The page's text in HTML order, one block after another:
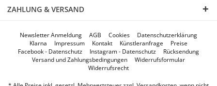
ZAHLUNG & VERSAND
Newsletter Anmeldung AGB Cookies
Datenschutzerklärung
Klarna
Impressum Kontakt Künstleranfrage
Preise
Facebook - Datenschutz
Instagram - Datenschutz
Rücksendung
Versand und Zahlungsbedingungen
Widerrufsformular
Widerrufsrecht